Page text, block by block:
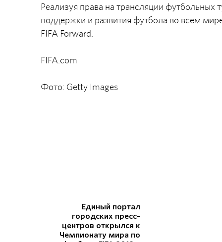
Реализуя права на трансляции футбольных
поддержки и развития футбола во всем
FIFA Forward.
FIFA.com
Фото: Getty Images
Единый портал
городских пресс-
центров открылся к
Чемпионату мира по